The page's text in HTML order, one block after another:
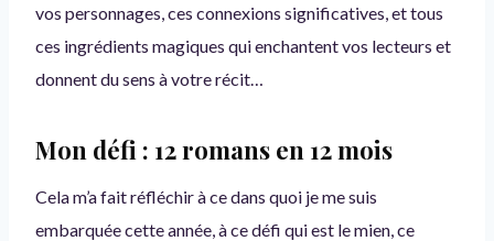
vos personnages, ces connexions significatives, et tous
ces ingrédients magiques qui enchantent vos lecteurs et
donnent du sens à votre récit…
Mon défi : 12 romans en 12 mois
Cela m’a fait réfléchir à ce dans quoi je me suis
embarquée cette année, à ce défi qui est le mien, ce